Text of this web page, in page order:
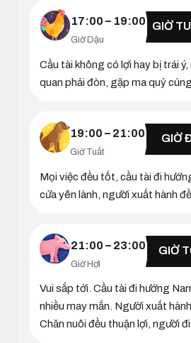
17:00 – 19:00
Giờ Dậu
GIỜ
Cầu tài không có lợi hay bị trái
quan phải đòn, gặp ma quỷ cúng
19:00 – 21:00
Giờ Tuất
GIỜ
Mọi việc đều tốt, cầu tài đi
cửa yên lành, người xuất hành
21:00 – 23:00
Giờ Hợi
GIỜ
Vui sắp tới. Cầu tài đi hướng
nhiều may mắn. Người xuất
Chăn nuôi đều thuận lợi, người